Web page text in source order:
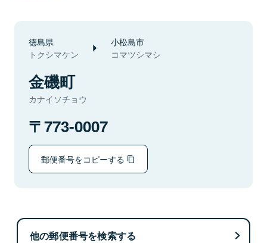
徳島県
トクシマケン
小松島市
コマツシマシ
金磯町
カナイソチョウ
773-0007
郵便番号をコピーする
他の郵便番号を検索する